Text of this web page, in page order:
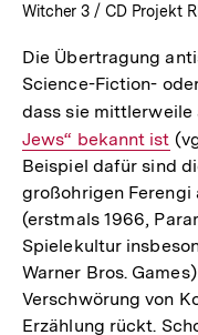
Witcher 3 / CD Projekt
Die Übertragung
Science-Fiction-
dass sie
Jews“ bekannt ist
Beispiel dafür sind
großohrigen Ferengi
(erstmals 1966,
Spielekultur
Warner Bros.
Verschwörung von
Erzählung rückt.